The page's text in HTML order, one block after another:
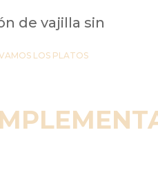
de vajilla sin
LOS PLATOS